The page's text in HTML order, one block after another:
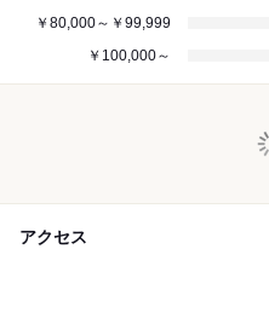
￥80,000～￥99,999
￥100,000～
アクセス